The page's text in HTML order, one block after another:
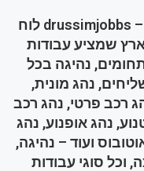
דרושים נהגים – drussimjobbs לוח
שמציע עבודות
נהיגה בכל
נהג מונית,
רכב פרטי, נהג רכב
נהג אופנוע, נהג
ועוד – נהיגה,
וכל סוגי עבודות